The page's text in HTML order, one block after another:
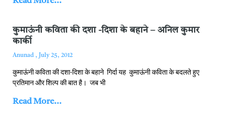
कुमाऊंनी कविता की दशा -दिशा के बहाने – अनिल कुमार
कार्की
Anunad July 25, 2012
कुमाऊंनी कविता की दशा-दिशा के बहाने गिर्दा यह कुमाऊंनी कविता के बदलते हुए
प्रतिमान और शिल्प की बात है। जब भी
Read More...